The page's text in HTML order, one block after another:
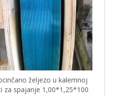
željezo u kalemnoj
za spajanje 1,00*1,25*100